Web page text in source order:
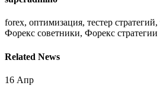
forex, оптимизация, тестер
Форекс советники, Форекс стратегии
Related News
16 Апр